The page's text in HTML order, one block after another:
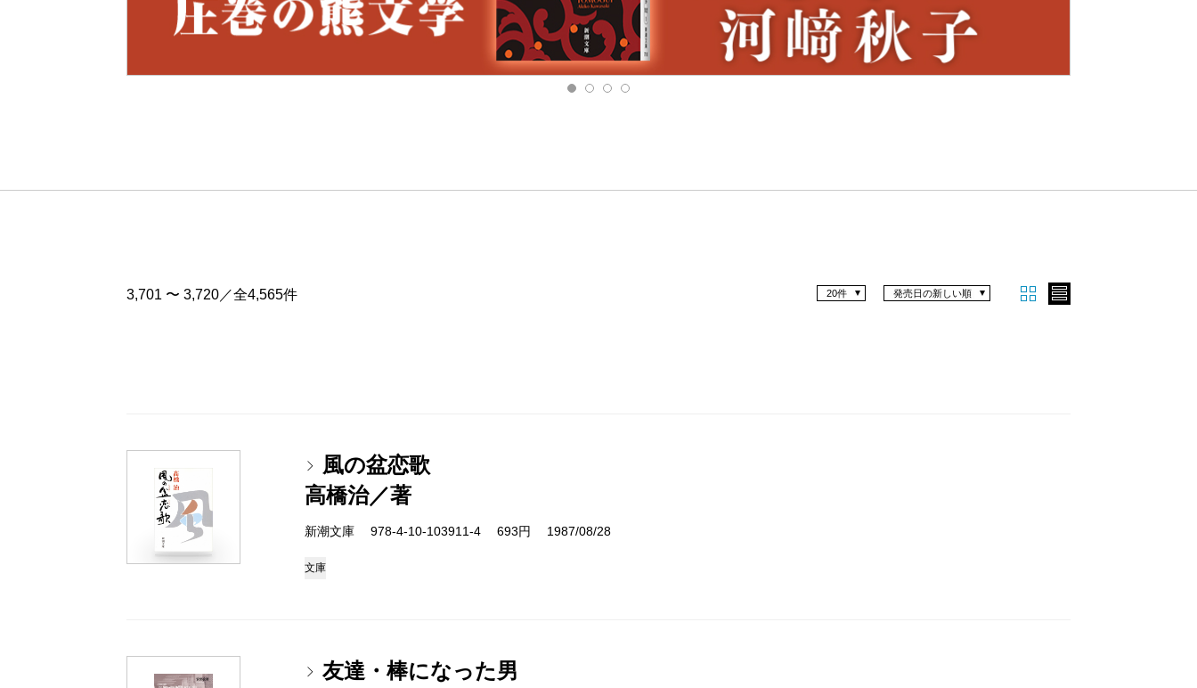
3,701 〜 3,720／全4,565件 発売日の新しい順
20件
風の盆恋歌
高橋治／著
新潮文庫 978-4-10-103911-4 693円 1987/08/28
文庫
友達・棒になった男